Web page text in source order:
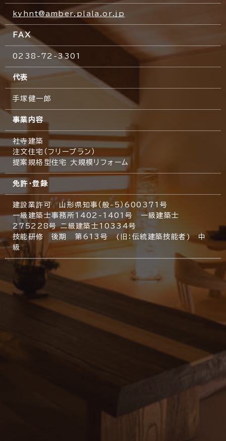
kyhnt@amber.plala.or.jp
FAX
0238-72-3301
代表
手塚健一郎
事業内容
社寺建築
注文住宅（フリープラン）
提案規格型住宅 大規模リフォーム
免許・登録
建設業許可 山形県知事（般-5）600371号
一級建築士事務所1402-1401号 一級建築士
275228号 二級建築士10334号
技能研修 後期 第613号 (旧：伝統建築技能者) 中
級